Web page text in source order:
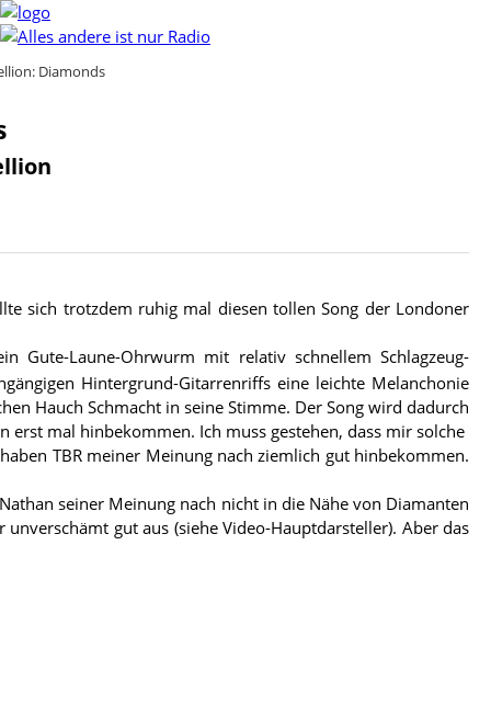
Diamonds
sich trotzdem ruhig mal diesen tollen Song der Londoner
Gute-Laune-Ohrwurm mit relativ schnellem Schlagzeug-
Hintergrund-Gitarrenriffs eine leichte Melanchonie
Hauch Schmacht in seine Stimme. Der Song wird dadurch
mal hinbekommen. Ich muss gestehen, dass mir solche
TBR meiner Meinung nach ziemlich gut hinbekommen.
seiner Meinung nach nicht in die Nähe von Diamanten
gut aus (siehe Video-Hauptdarsteller). Aber das